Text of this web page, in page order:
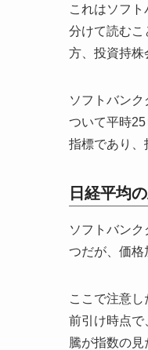
これはソフ
分けて読むこ
方、投資持株
ソフトバン
ついて平時
指標であり、
日経平均
ソフトバン
つだが、価格
ここで注意
前引け時点で
騰が指数の